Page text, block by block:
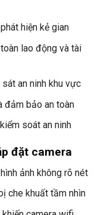
hiện kẻ gian
lao động và tài
an ninh khu vực
đảm bảo an toàn
soát an ninh
đặt camera
ảnh không rõ nét
che khuất tầm nhìn